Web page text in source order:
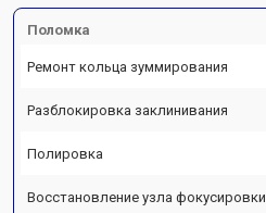
Поломка
Ремонт кольца зуммирования
Разблокировка заклинивания
Полировка
Восстановление узла фокусировки